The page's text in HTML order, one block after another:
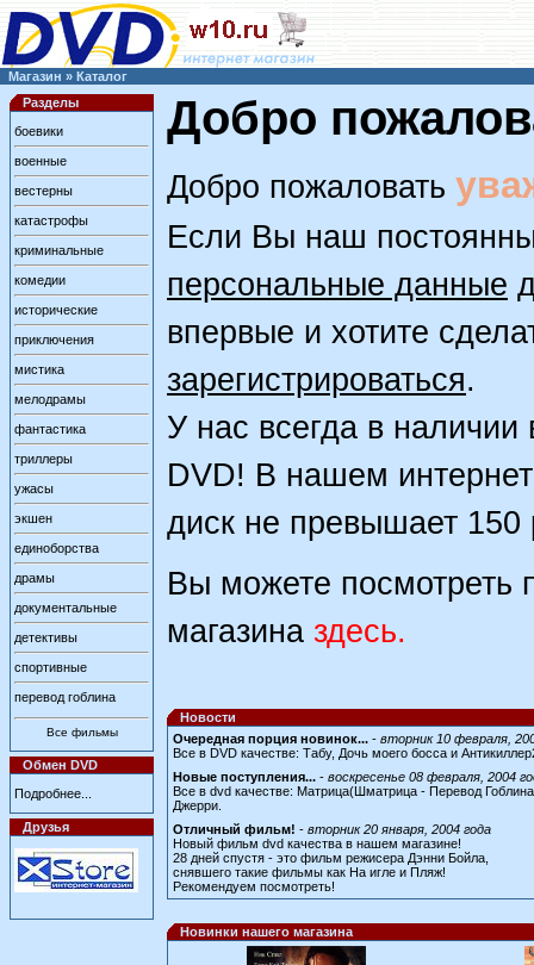
Магазин » Каталог
Разделы
боевики
военные
вестерны
катастрофы
криминальные
комедии
исторические
приключения
мистика
мелодрамы
фантастика
триллеры
ужасы
экшен
единоборства
драмы
документальные
детективы
спортивные
перевод гоблина
Все фильмы
Обмен DVD
Подробнее...
Друзья
Добро
Добро пожаловать
Если Вы наш
персональные данные
впервые и хотите
зарегистрироваться.
У нас всегда в
DVD! В нашем
диск не превышает 150
Вы можете посмотреть
магазина здесь.
Новости
Очередная порция новинок... - вторник 10 февраля,
Все в DVD качестве: Табу, Дочь моего босса и
Новые поступления... - воскресенье 08 февраля, 2004
Все в dvd качестве: Матрица(Шматрица - Перевод
Джерри.
Отличный фильм! - вторник 20 января, 2004 года
Новый фильм dvd качества в нашем магазине!
28 дней спустя - это фильм режисера Дэнни Бойла,
снявшего такие фильмы как На игле и Пляж!
Рекомендуем посмотреть!
Новинки нашего магазина